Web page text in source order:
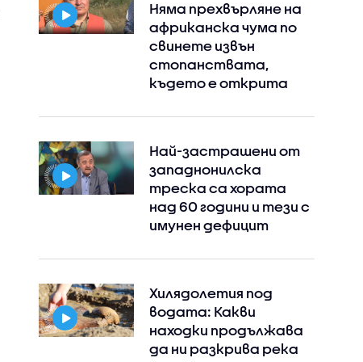
Няма прехвърляне на
африканска чума по
свинете извън
стопанствата,
където е открита
Най-застрашени от
западнонилска
треска са хората
над 60 години и тези с
имунен дефицит
Хилядолетия под
водата: Какви
находки продължава
да ни разкрива река